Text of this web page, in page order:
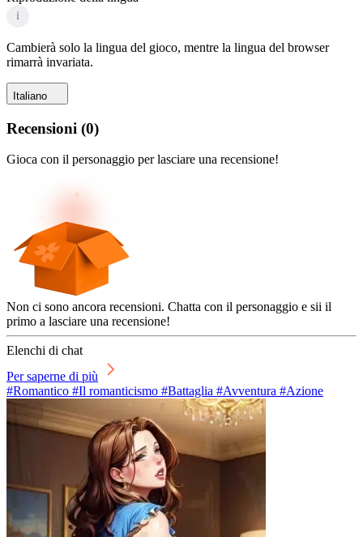
i
Cambierà solo la lingua del gioco, mentre la lingua del browser
rimarrà invariata.
Italiano
Recensioni (0)
Gioca con il personaggio per lasciare una recensione!
Non ci sono ancora recensioni. Chatta con il personaggio e sii il
primo a lasciare una recensione!
Elenchi di chat
Per saperne di più
#Romantico #Il romanticismo #Battaglia #Avventura #Azione